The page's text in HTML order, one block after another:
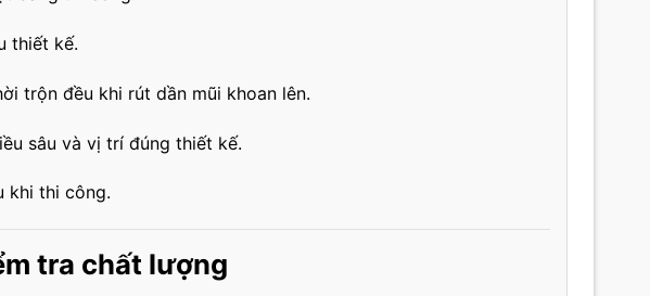
thiết kế.
trộn đều khi rút dần mũi khoan lên.
sâu và vị trí đúng thiết kế.
khi thi công.
tra chất lượng